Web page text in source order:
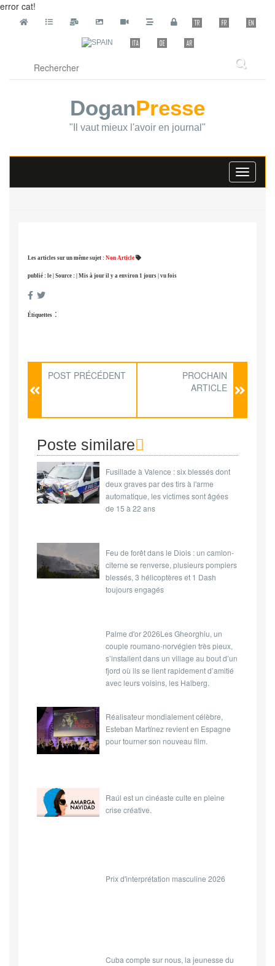
error cat!
DoganPresse
"Il vaut mieux l'avoir en journal"
Toggle
Les articles sur un même sujet : Non Article
publié : le | Source : | Mis à jour il y a environ 1 jours | vu fois
Étiquettes :
POST PRÉCÉDENT
PROCHAIN
ARTICLE
Poste similare
Fusillade à Valence : six blessés dont
deux graves par des tirs à l'arme
automatique, les victimes sont âgées
de 15 à 22 ans
Feu de forêt dans le Diois : un camion-
citerne se renverse, plusieurs pompiers
blessés, 3 hélicoptères et 1 Dash
toujours engagés
Palme d'or 2026Les Gheorghiu, un
couple roumano-norvégien très pieux,
s’installent dans un village au bout d’un
fjord où ils se lient rapidement d’amitié
avec leurs voisins, les Halberg.
Réalisateur mondialement célèbre,
Esteban Martínez revient en Espagne
pour tourner son nouveau film.
Raúl est un cinéaste culte en pleine
crise créative.
Prix d'interprétation masculine 2026
Cuba compte sur nous, la jeunesse du